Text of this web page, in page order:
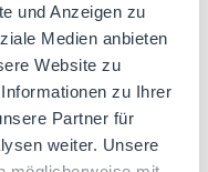
und Anzeigen zu
Medien anbieten
Website zu
zu Ihrer
Partner für
weiter. Unsere